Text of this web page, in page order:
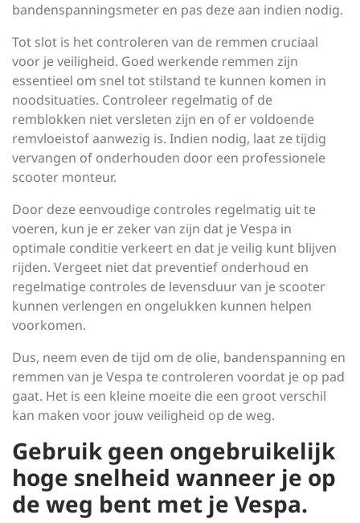
bandenspanningsmeter en pas deze aan indien nodig.
Tot slot is het controleren van de remmen cruciaal
voor je veiligheid. Goed werkende remmen zijn
essentieel om snel tot stilstand te kunnen komen in
noodsituaties. Controleer regelmatig of de
remblokken niet versleten zijn en of er voldoende
remvloeistof aanwezig is. Indien nodig, laat ze tijdig
vervangen of onderhouden door een professionele
scooter monteur.
Door deze eenvoudige controles regelmatig uit te
voeren, kun je er zeker van zijn dat je Vespa in
optimale conditie verkeert en dat je veilig kunt blijven
rijden. Vergeet niet dat preventief onderhoud en
regelmatige controles de levensduur van je scooter
kunnen verlengen en ongelukken kunnen helpen
voorkomen.
Dus, neem even de tijd om de olie, bandenspanning en
remmen van je Vespa te controleren voordat je op pad
gaat. Het is een kleine moeite die een groot verschil
kan maken voor jouw veiligheid op de weg.
Gebruik geen ongebruikelijk
hoge snelheid wanneer je op
de weg bent met je Vespa.